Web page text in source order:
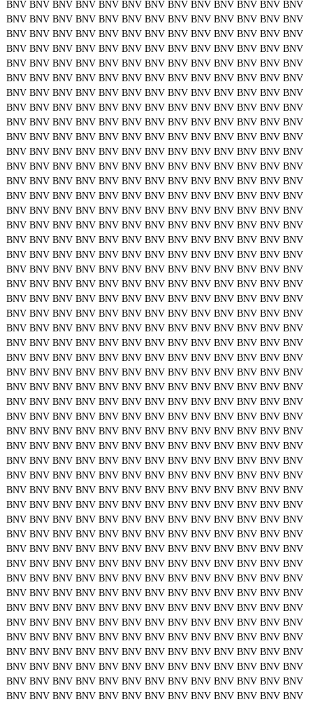
BNV BNV BNV BNV BNV BNV BNV BNV BNV BNV BNV BNV BNV
BNV BNV BNV BNV BNV BNV BNV BNV BNV BNV BNV BNV BNV
BNV BNV BNV BNV BNV BNV BNV BNV BNV BNV BNV BNV BNV
BNV BNV BNV BNV BNV BNV BNV BNV BNV BNV BNV BNV BNV
BNV BNV BNV BNV BNV BNV BNV BNV BNV BNV BNV BNV BNV
BNV BNV BNV BNV BNV BNV BNV BNV BNV BNV BNV BNV BNV
BNV BNV BNV BNV BNV BNV BNV BNV BNV BNV BNV BNV BNV
BNV BNV BNV BNV BNV BNV BNV BNV BNV BNV BNV BNV BNV
BNV BNV BNV BNV BNV BNV BNV BNV BNV BNV BNV BNV BNV
BNV BNV BNV BNV BNV BNV BNV BNV BNV BNV BNV BNV BNV
BNV BNV BNV BNV BNV BNV BNV BNV BNV BNV BNV BNV BNV
BNV BNV BNV BNV BNV BNV BNV BNV BNV BNV BNV BNV BNV
BNV BNV BNV BNV BNV BNV BNV BNV BNV BNV BNV BNV BNV
BNV BNV BNV BNV BNV BNV BNV BNV BNV BNV BNV BNV BNV
BNV BNV BNV BNV BNV BNV BNV BNV BNV BNV BNV BNV BNV
BNV BNV BNV BNV BNV BNV BNV BNV BNV BNV BNV BNV BNV
BNV BNV BNV BNV BNV BNV BNV BNV BNV BNV BNV BNV BNV
BNV BNV BNV BNV BNV BNV BNV BNV BNV BNV BNV BNV BNV
BNV BNV BNV BNV BNV BNV BNV BNV BNV BNV BNV BNV BNV
BNV BNV BNV BNV BNV BNV BNV BNV BNV BNV BNV BNV BNV
BNV BNV BNV BNV BNV BNV BNV BNV BNV BNV BNV BNV BNV
BNV BNV BNV BNV BNV BNV BNV BNV BNV BNV BNV BNV BNV
BNV BNV BNV BNV BNV BNV BNV BNV BNV BNV BNV BNV BNV
BNV BNV BNV BNV BNV BNV BNV BNV BNV BNV BNV BNV BNV
BNV BNV BNV BNV BNV BNV BNV BNV BNV BNV BNV BNV BNV
BNV BNV BNV BNV BNV BNV BNV BNV BNV BNV BNV BNV BNV
BNV BNV BNV BNV BNV BNV BNV BNV BNV BNV BNV BNV BNV
BNV BNV BNV BNV BNV BNV BNV BNV BNV BNV BNV BNV BNV
BNV BNV BNV BNV BNV BNV BNV BNV BNV BNV BNV BNV BNV
BNV BNV BNV BNV BNV BNV BNV BNV BNV BNV BNV BNV BNV
BNV BNV BNV BNV BNV BNV BNV BNV BNV BNV BNV BNV BNV
BNV BNV BNV BNV BNV BNV BNV BNV BNV BNV BNV BNV BNV
BNV BNV BNV BNV BNV BNV BNV BNV BNV BNV BNV BNV BNV
BNV BNV BNV BNV BNV BNV BNV BNV BNV BNV BNV BNV BNV
BNV BNV BNV BNV BNV BNV BNV BNV BNV BNV BNV BNV BNV
BNV BNV BNV BNV BNV BNV BNV BNV BNV BNV BNV BNV BNV
BNV BNV BNV BNV BNV BNV BNV BNV BNV BNV BNV BNV BNV
BNV BNV BNV BNV BNV BNV BNV BNV BNV BNV BNV BNV BNV
BNV BNV BNV BNV BNV BNV BNV BNV BNV BNV BNV BNV BNV
BNV BNV BNV BNV BNV BNV BNV BNV BNV BNV BNV BNV BNV
BNV BNV BNV BNV BNV BNV BNV BNV BNV BNV BNV BNV BNV
BNV BNV BNV BNV BNV BNV BNV BNV BNV BNV BNV BNV BNV
BNV BNV BNV BNV BNV BNV BNV BNV BNV BNV BNV BNV BNV
BNV BNV BNV BNV BNV BNV BNV BNV BNV BNV BNV BNV BNV
BNV BNV BNV BNV BNV BNV BNV BNV BNV BNV BNV BNV BNV
BNV BNV BNV BNV BNV BNV BNV BNV BNV BNV BNV BNV BNV
BNV BNV BNV BNV BNV BNV BNV BNV BNV BNV BNV BNV BNV
BNV BNV BNV BNV BNV BNV BNV BNV BNV BNV BNV BNV BNV